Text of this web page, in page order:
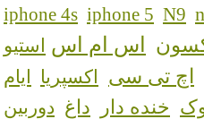
iphone 4s iphone 5 N9
اس ام اس استیو
اچ تی سی اکسپریا ایام
خنده دار داغ دوربین